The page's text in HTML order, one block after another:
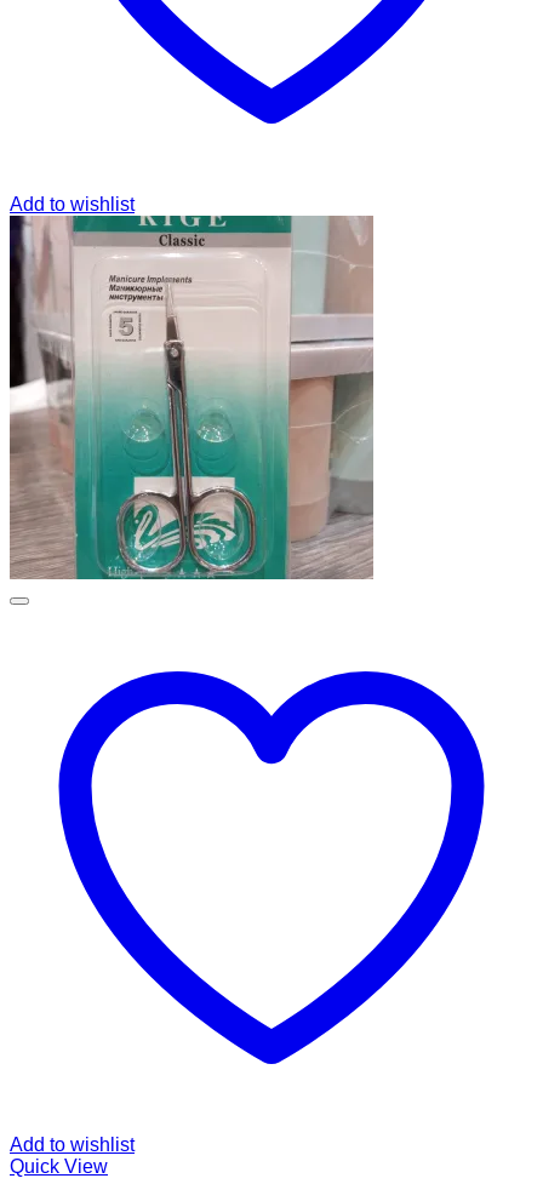
Add to wishlist
Add to wishlist
Quick View